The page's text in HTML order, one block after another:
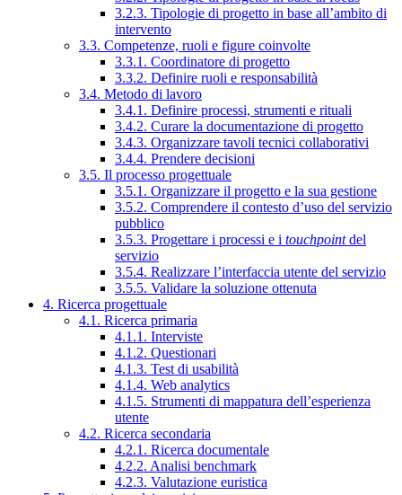
3.2.3. Tipologie di progetto in base all’ambito di
intervento
3.3. Competenze, ruoli e figure coinvolte
3.3.1. Coordinatore di progetto
3.3.2. Definire ruoli e responsabilità
3.4. Metodo di lavoro
3.4.1. Definire processi, strumenti e rituali
3.4.2. Curare la documentazione di progetto
3.4.3. Organizzare tavoli tecnici collaborativi
3.4.4. Prendere decisioni
3.5. Il processo progettuale
3.5.1. Organizzare il progetto e la sua gestione
3.5.2. Comprendere il contesto d’uso del servizio
pubblico
3.5.3. Progettare i processi e i touchpointdel
servizio
3.5.4. Realizzare l’interfaccia utente del servizio
3.5.5. Validare la soluzione ottenuta
4. Ricerca progettuale
4.1. Ricerca primaria
4.1.1. Interviste
4.1.2. Questionari
4.1.3. Test di usabilità
4.1.4. Web analytics
4.1.5. Strumenti di mappatura dell’esperienza
utente
4.2. Ricerca secondaria
4.2.1. Ricerca documentale
4.2.2. Analisi benchmark
4.2.3. Valutazione euristica